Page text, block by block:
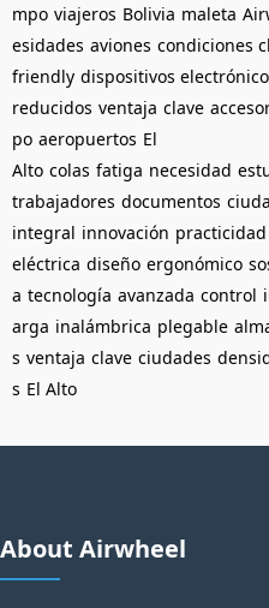
mpo viajeros Bolivia maleta
esidades aviones condiciones
friendly dispositivos
reducidos ventaja clave
po aeropuertos El
Alto colas fatiga necesidad
trabajadores documentos
integral innovación practicidad
eléctrica diseño ergonómico
a tecnología avanzada control
arga inalámbrica plegable
s ventaja clave ciudades
s El Alto
About Airwheel